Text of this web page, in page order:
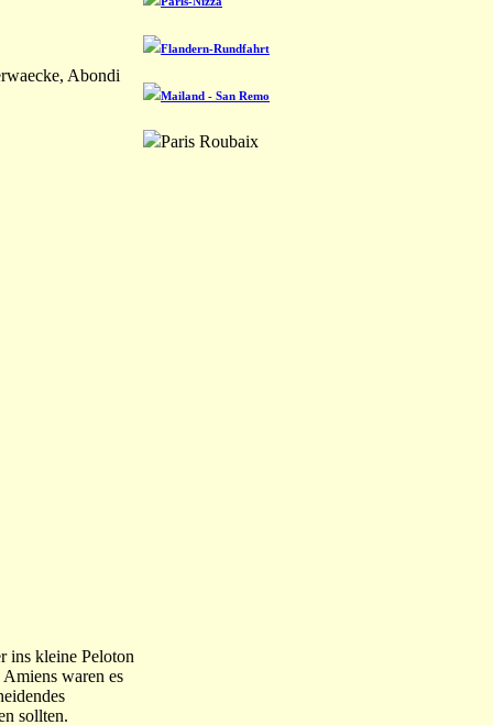
Abondi
ins kleine Peloton
waren es
sollten.
Flandern-Rundfahrt
Mailand - San Remo
Paris Roubaix